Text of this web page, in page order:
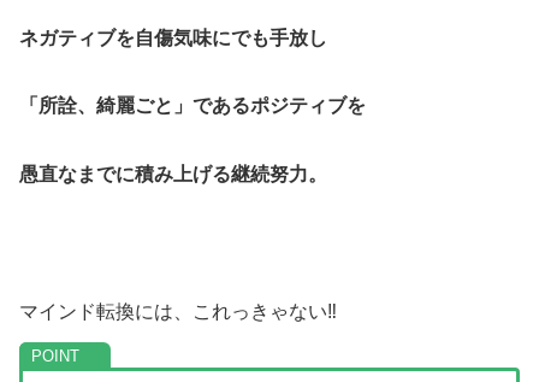
ネガティブを自傷気味にでも手放し
「所詮、綺麗ごと」であるポジティブを
愚直なまでに積み上げる継続努力。
マインド転換には、これっきゃない‼